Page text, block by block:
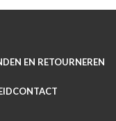
EN RETOURNEREN
CONTACT